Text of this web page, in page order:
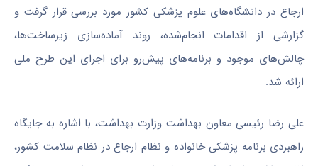
ارجاع در دانشگاه‌های علوم پزشکی کشور مورد بررسی قرار گرفت و
گزارشی از اقدامات انجام‌شده، روند آماده‌سازی زیرساخت‌ها،
چالش‌های موجود و برنامه‌های پیش‌رو برای اجرای این طرح ملی
ارائه شد.
علی رضا رئیسی معاون بهداشت وزارت بهداشت، با اشاره به جایگاه
راهبردی برنامه پزشکی خانواده و نظام ارجاع در نظام سلامت کشور،